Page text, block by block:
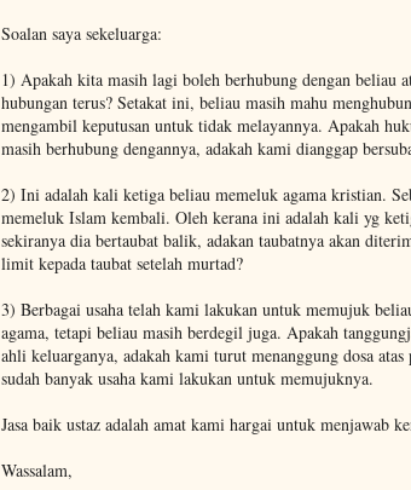
Soalan saya sekeluarga:
1) Apakah kita masih lagi boleh berhubung dengan beliau
hubungan terus? Setakat ini, beliau masih mahu
mengambil keputusan untuk tidak melayannya. Apakah
masih berhubung dengannya, adakah kami dianggap
2) Ini adalah kali ketiga beliau memeluk agama kristian.
memeluk Islam kembali. Oleh kerana ini adalah kali yg
sekiranya dia bertaubat balik, adakan taubatnya akan
limit kepada taubat setelah murtad?
3) Berbagai usaha telah kami lakukan untuk memujuk
agama, tetapi beliau masih berdegil juga. Apakah
ahli keluarganya, adakah kami turut menanggung dosa atas
sudah banyak usaha kami lakukan untuk memujuknya.
Jasa baik ustaz adalah amat kami hargai untuk menjawab
Wassalam,